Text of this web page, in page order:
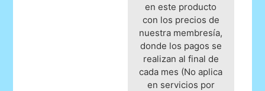
en este producto
con los precios de
nuestra membresía,
donde los pagos se
realizan al final de
cada mes (No aplica
en servicios por